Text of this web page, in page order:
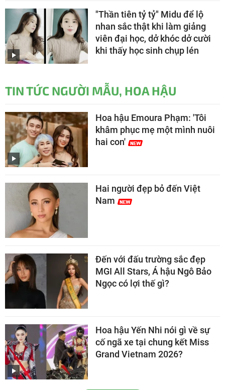
"Thần tiên tỷ tỷ" Midu để lộ
nhan sắc thật khi làm giảng
viên đại học, dở khóc dở cười
khi thấy học sinh chụp lén
TIN TỨC NGƯỜI MẪU, HOA HẬU
Hoa hậu Emoura Phạm: 'Tôi
khâm phục mẹ một mình nuôi
hai con'
Hai người đẹp bỏ đến Việt
Nam
Đến với đấu trường sắc đẹp
MGI All Stars, Á hậu Ngô Bảo
Ngọc có lợi thế gì?
Hoa hậu Yến Nhi nói gì về sự
cố ngã xe tại chung kết Miss
Grand Vietnam 2026?